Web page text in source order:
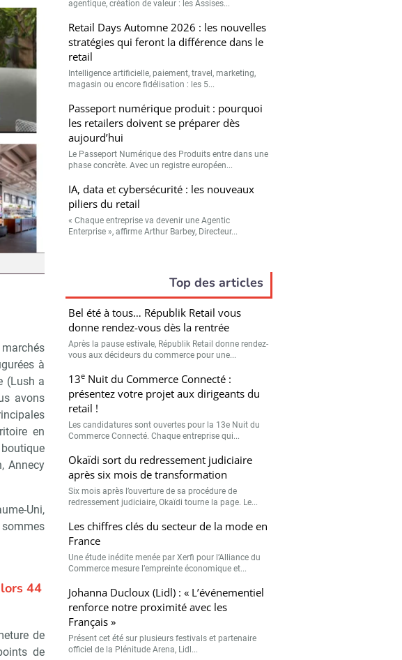
à
(Lush a
avons
en
Annecy
Uni,
44
de
de
agentique, création de valeur : les Assises...
Retail Days Automne 2026 : les nouvelles
stratégies qui feront la différence dans le
retail
Intelligence artificielle, paiement, travel, marketing,
magasin ou encore fidélisation : les 5...
Passeport numérique produit : pourquoi
les retailers doivent se préparer dès
aujourd’hui
Le Passeport Numérique des Produits entre dans une
phase concrète. Avec un registre européen...
IA, data et cybersécurité : les nouveaux
piliers du retail
« Chaque entreprise va devenir une Agentic
Enterprise », affirme Arthur Barbey, Directeur...
Top des articles
Bel été à tous… Républik Retail vous
donne rendez-vous dès la rentrée
Après la pause estivale, Républik Retail donne rendez-
vous aux décideurs du commerce pour une...
13eNuit du Commerce Connecté :
présentez votre projet aux dirigeants du
retail !
Les candidatures sont ouvertes pour la 13e Nuit du
Commerce Connecté. Chaque entreprise qui...
Okaïdi sort du redressement judiciaire
après six mois de transformation
Six mois après l’ouverture de sa procédure de
redressement judiciaire, Okaïdi tourne la page. Le...
Les chiffres clés du secteur de la mode en
France
Une étude inédite menée par Xerfi pour l’Alliance du
Commerce mesure l’empreinte économique et...
Johanna Ducloux (Lidl) : « L’événementiel
renforce notre proximité avec les
Français »
Présent cet été sur plusieurs festivals et partenaire
officiel de la Plénitude Arena, Lidl...